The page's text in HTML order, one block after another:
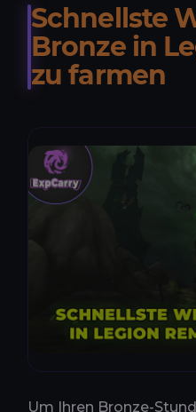
Schnellste
Bronze in
zu farmen
Um Ihren Bronze-